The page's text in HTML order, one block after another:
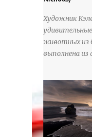
Художник
животных из
выполнена из
выцветание.
крошечные
закрепления
используя